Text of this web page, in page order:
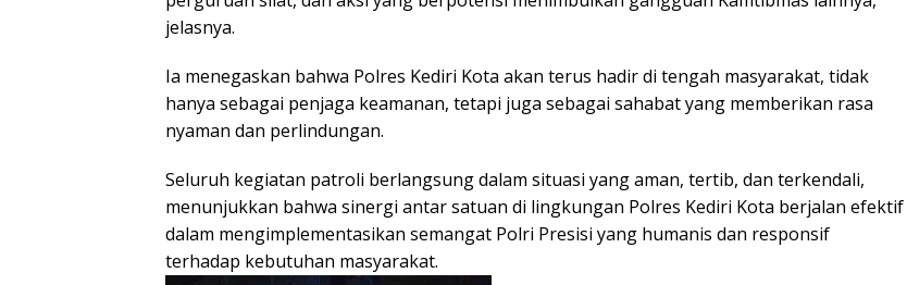
jelasnya.
Ia menegaskan bahwa Polres Kediri Kota akan terus hadir di tengah masyarakat, tidak
hanya sebagai penjaga keamanan, tetapi juga sebagai sahabat yang memberikan rasa
nyaman dan perlindungan.
Seluruh kegiatan patroli berlangsung dalam situasi yang aman, tertib, dan terkendali,
menunjukkan bahwa sinergi antar satuan di lingkungan Polres Kediri Kota berjalan efektif
dalam mengimplementasikan semangat Polri Presisi yang humanis dan responsif
terhadap kebutuhan masyarakat.